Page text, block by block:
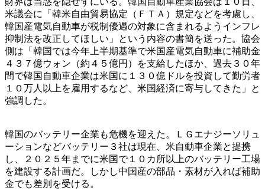
米議会に「韓米自由貿易協定（ＦＴＡ）規定などを考慮し、
韓国産電気自動車が税制優遇の対象に含まれるようインフレ
抑制法を改正してほしい」という内容の書簡を送った。協会
側は「韓国では今年上半期基準で米国産電気自動車に補助金
４３７億ウォン（約４５億円）を支給したほか、過去３０年
間で韓国自動車企業は米国に１３０億ドルを投資して勤労者
１０万人以上を雇用するなど、米国経済に寄与してきた」と
強調した。
韓国のバッテリー企業も危機を迎えた。ＬＧエナジーソリュ
ーションなどバッテリー３社は現在、米自動車企業と提携
し、２０２５年までに米国で１０カ所以上のバッテリー工場
を建設する計画だ。しかし中国産の部品・素材が入れば補助
金でも差別を受ける。